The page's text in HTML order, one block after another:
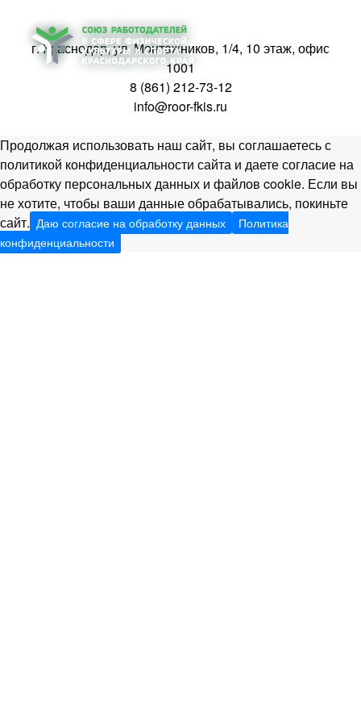
г. Краснодар, ул. Монтажников, 1/4, 10 этаж, офис
1001
8 (861) 212-73-12
info@roor-fkis.ru
Продолжая использовать наш сайт, вы соглашаетесь с
политикой конфиденциальности сайта и даете согласие на
обработку персональных данных и файлов cookie. Если вы
не хотите, чтобы ваши данные обрабатывались, покиньте
сайт. Даю согласие на обработку данных
Политика
конфиденциальности